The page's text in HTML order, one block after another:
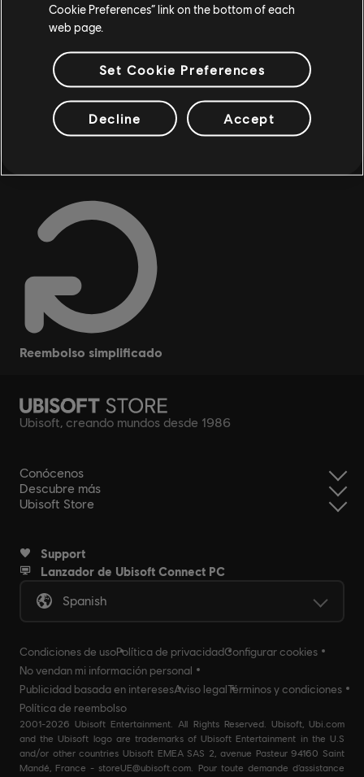
reembolso simplificado
Ubisoft, creando mundos desde 1986
Conócenos
Descubre más
Ubisoft Store
Support
Lanzador de Ubisoft Connect PC
Spanish
Condiciones de usoPolítica de privacidadConfigurar cookies
No vendan mi información personal
Publicidad basada en interesesAviso legalTérminos y condiciones
Política de reembolso
2001-2026 Ubisoft Entertainment. All Rights Reserved. Ubisoft, Ubi.com
and the Ubisoft logo are trademarks of Ubisoft Entertainment in the U.S
and/or other countries Ubisoft EMEA SAS 2, avenue Pasteur 94160 Saint
Mandé, France - storeUE@ubisoft.com. Pour toute demande d’assistance
Cookie Preferences” link on the bottom of each
web page.
Set Cookie Preferences
Decline Accept